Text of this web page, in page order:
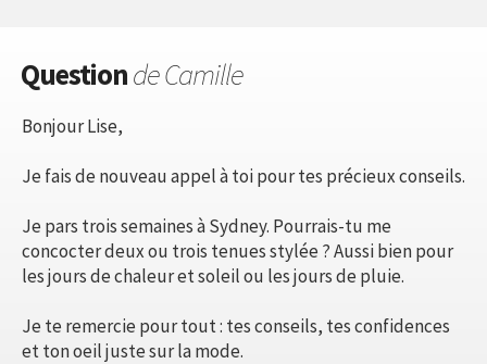
Questionde Camille
Bonjour Lise,
Je fais de nouveau appel à toi pour tes précieux conseils.
Je pars trois semaines à Sydney. Pourrais-tu me
concocter deux ou trois tenues stylée ? Aussi bien pour
les jours de chaleur et soleil ou les jours de pluie.
Je te remercie pour tout : tes conseils, tes confidences
et ton oeil juste sur la mode.